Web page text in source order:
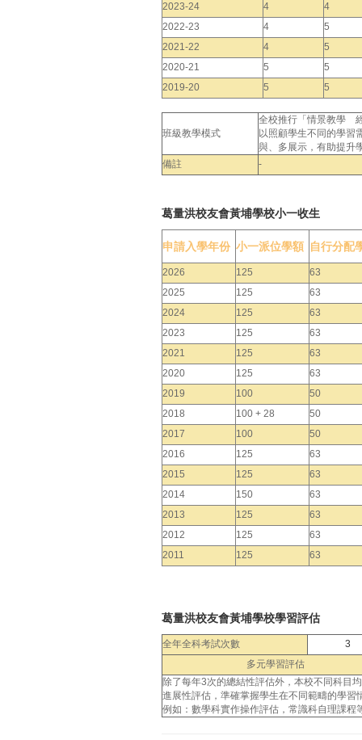
2023-24 4
4
2022-23
4
5
2021-22
4
5
2020-21
5
5
2019-20
5 5
班級教學模式
全校推行「情景教學
以照顧學生不同的學習
與、多展示，有助提升
備註
-
葛量洪校友會黃埔學校小一收生
申請入學年份 小一派位學額 自行分配
2026 125
63
2025
125
63
2024
125
63
2023
125
63
2021
125
63
2020
125
63
2019
100
50
2018
100 + 28
50
2017
100
50
2016
125
63
2015
125
63
2014
150
63
2013
125
63
2012
125
63
2011
125 63
葛量洪校友會黃埔學校學習評估
全年全科考試次數
3
多元學習評估
除了每年3次的總結性評估外，本校不同科目
進展性評估，準確掌握學生在不同範疇的學習
例如：數學科實作操作評估，常識科自理課程